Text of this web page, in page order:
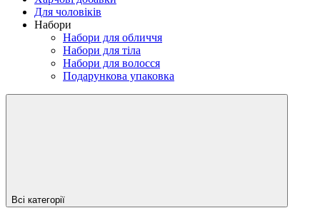
Для чоловіків
Набори
Набори для обличчя
Набори для тіла
Набори для волосся
Подарункова упаковка
Всі категорії